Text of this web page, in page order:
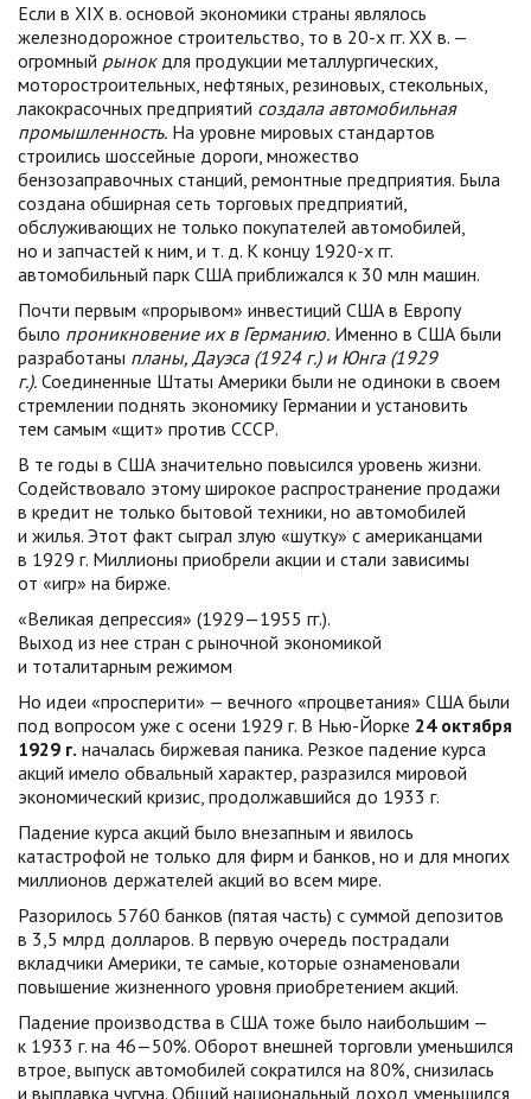
Если в XIX в. основой экономики страны являлось
железнодорожное строительство, то в 20-х гг. XX в. —
огромный рынокдля продукции металлургических,
моторостроительных, нефтяных, резиновых, стекольных,
лакокрасочных предприятий создала автомобильная
промышленность. На уровне мировых стандартов
строились шоссейные дороги, множество
бензозаправочных станций, ремонтные предприятия. Была
создана обширная сеть торговых предприятий,
обслуживающих не только покупателей автомобилей,
но и запчастей к ним, и т. д. К концу 1920-х гг.
автомобильный парк США приближался к 30 млн машин.
Почти первым «прорывом» инвестиций США в Европу
было проникновение их в Германию. Именно в США были
разработаны планы, Дауэса (1924 г.) и Юнга (1929
г.). Соединенные Штаты Америки были не одиноки в своем
стремлении поднять экономику Германии и установить
тем самым «щит» против СССР.
В те годы в США значительно повысился уровень жизни.
Содействовало этому широкое распространение продажи
в кредит не только бытовой техники, но автомобилей
и жилья. Этот факт сыграл злую «шутку» с американцами
в 1929 г. Миллионы приобрели акции и стали зависимы
от «игр» на бирже.
«Великая депрессия» (1929—1955 гг.).
Выход из нее стран с рыночной экономикой
и тоталитарным режимом
Но идеи «просперити» — вечного «процветания» США были
под вопросом уже с осени 1929 г. В Нью-Йорке 24 октября
1929 г. началась биржевая паника. Резкое падение курса
акций имело обвальный характер, разразился мировой
экономический кризис, продолжавшийся до 1933 г.
Падение курса акций было внезапным и явилось
катастрофой не только для фирм и банков, но и для многих
миллионов держателей акций во всем мире.
Разорилось 5760 банков (пятая часть) с суммой депозитов
в 3,5 млрд долларов. В первую очередь пострадали
вкладчики Америки, те самые, которые ознаменовали
повышение жизненного уровня приобретением акций.
Падение производства в США тоже было наибольшим —
к 1933 г. на 46—50%. Оборот внешней торговли уменьшился
втрое, выпуск автомобилей сократился на 80%, снизилась
и выплавка чугуна. Общий национальный доход уменьшился